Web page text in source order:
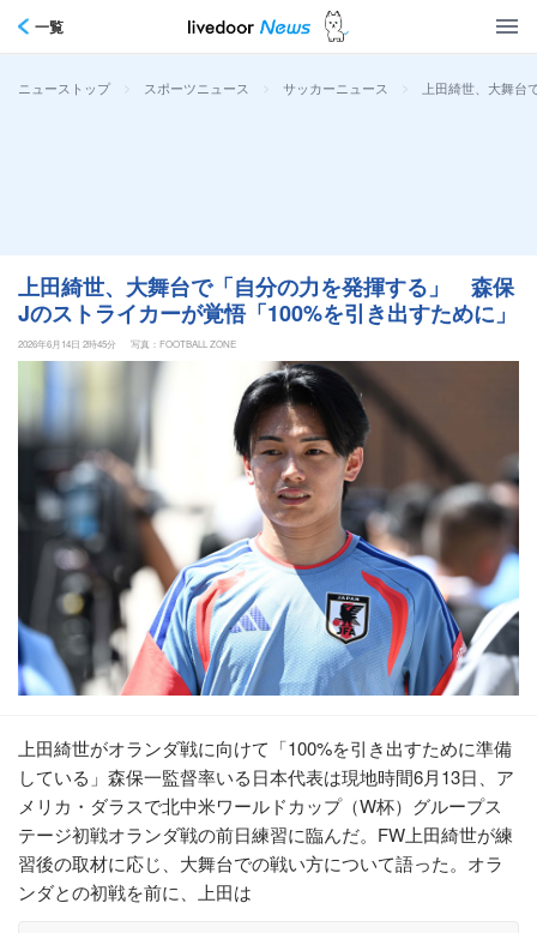
一覧
ニューストップ > スポーツニュース > サッカーニュース > 上田綺世、大舞台
上田綺世、大舞台で「自分の力を発揮する」 森保
Jのストライカーが覚悟「100%を引き出すために」
2026年6月14日 2時45分 写真：FOOTBALL ZONE
上田綺世がオランダ戦に向けて「100%を引き出すために準備
している」森保一監督率いる日本代表は現地時間6月13日、ア
メリカ・ダラスで北中米ワールドカップ（W杯）グループス
テージ初戦オランダ戦の前日練習に臨んだ。FW上田綺世が練
習後の取材に応じ、大舞台での戦い方について語った。オラ
ンダとの初戦を前に、上田は